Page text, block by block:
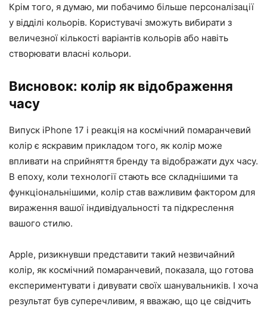
Крім того, я думаю, ми побачимо більше персоналізації
у відділі кольорів. Користувачі зможуть вибирати з
величезної кількості варіантів кольорів або навіть
створювати власні кольори.
Висновок: колір як відображення
часу
Випуск iPhone 17 і реакція на космічний помаранчевий
колір є яскравим прикладом того, як колір може
впливати на сприйняття бренду та відображати дух часу.
В епоху, коли технології стають все складнішими та
функціональнішими, колір став важливим фактором для
вираження вашої індивідуальності та підкреслення
вашого стилю.
Apple, ризикнувши представити такий незвичайний
колір, як космічний помаранчевий, показала, що готова
експериментувати і дивувати своїх шанувальників. І хоча
результат був суперечливим, я вважаю, що це свідчить